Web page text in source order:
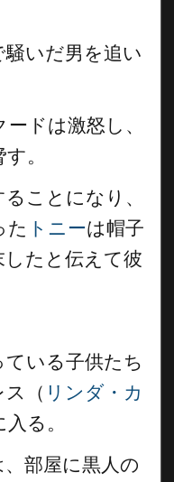
騒いだ男を追い
ドは激怒し、
。
ことになり、
た トニーは帽子
たと伝えて彼
ている子供たち
（ リンダ・カ
る。
、部屋に黒人の